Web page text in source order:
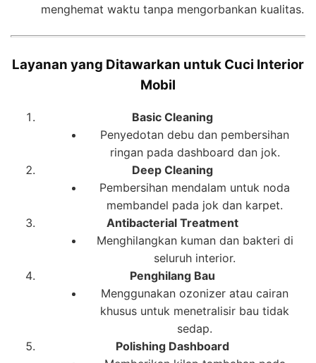
menghemat waktu tanpa mengorbankan kualitas.
Layanan yang Ditawarkan untuk Cuci Interior
Mobil
Basic Cleaning
Penyedotan debu dan pembersihan
ringan pada dashboard dan jok.
Deep Cleaning
Pembersihan mendalam untuk noda
membandel pada jok dan karpet.
Antibacterial Treatment
Menghilangkan kuman dan bakteri di
seluruh interior.
Penghilang Bau
Menggunakan ozonizer atau cairan
khusus untuk menetralisir bau tidak
sedap.
Polishing Dashboard